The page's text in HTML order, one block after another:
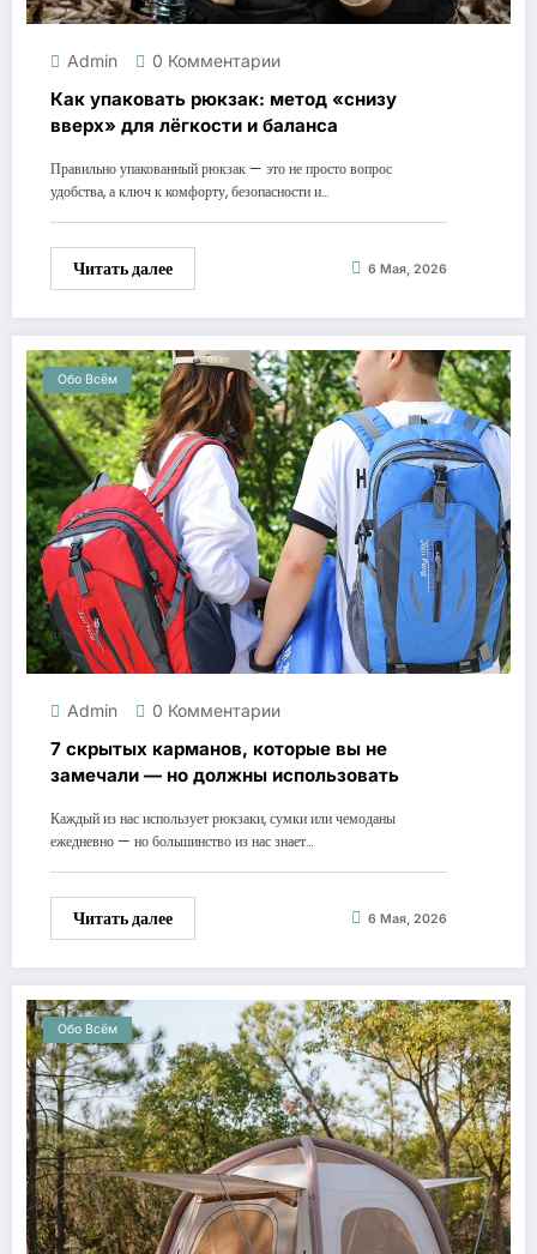
Admin 0 Комментарии
Как упаковать рюкзак: метод «снизу
вверх» для лёгкости и баланса
Правильно упакованный рюкзак — это не просто вопрос
удобства, а ключ к комфорту, безопасности и…
Читать далее 6 Мая, 2026
Обо Всём
Admin 0 Комментарии
7 скрытых карманов, которые вы не
замечали — но должны использовать
Каждый из нас использует рюкзаки, сумки или чемоданы
ежедневно — но большинство из нас знает…
Читать далее 6 Мая, 2026
Обо Всём